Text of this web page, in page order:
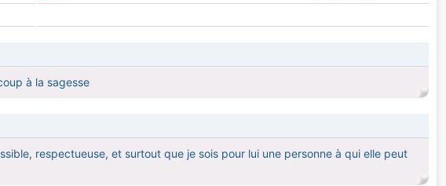
à la sagesse
respectueuse, et surtout que je sois pour lui une personne à qui elle peut